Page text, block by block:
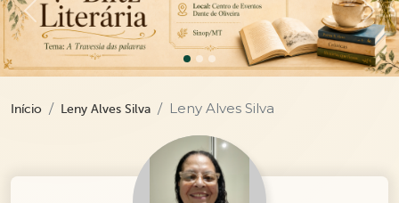
Previous
Início Leny Alves Silva Leny Alves Silva